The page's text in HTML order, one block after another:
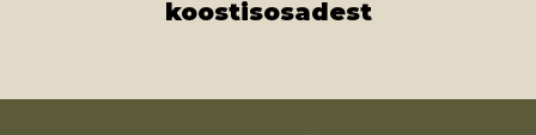
koostisosadest